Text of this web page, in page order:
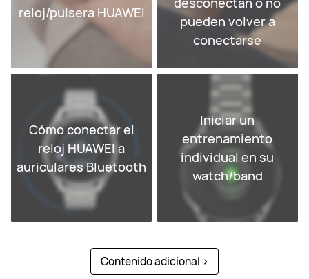
reloj/pulsera HUAWEI
pueden volver a
conectarse
Cómo conectar el
reloj HUAWEI a
auriculares Bluetooth
Iniciar un
entrenamiento
individual en su
watch/band
Contenido adicional >